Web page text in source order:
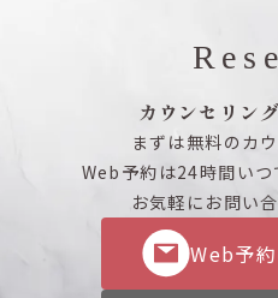
カウンセリン
まずは無料のカ
Web予約は24時間いつ
お気軽にお問い
Web予